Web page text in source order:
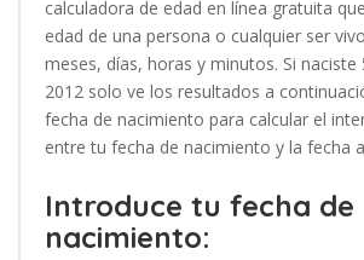
calculadora de edad en línea gratuita
edad de una persona o cualquier ser
meses, días, horas y minutos. Si
2012 solo ve los resultados a
fecha de nacimiento para calcular el
entre tu fecha de nacimiento y la fecha
Introduce tu fecha de
nacimiento: